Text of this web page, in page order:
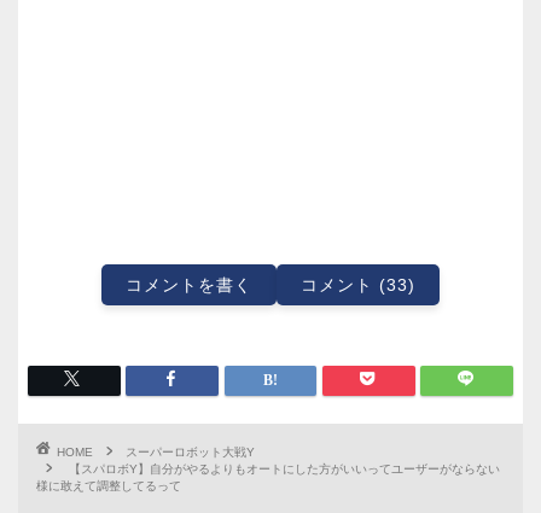
コメントを書く コメント (33)
HOME
スーパーロボット大戦Y
【スパロボY】自分がやるよりもオートにした方がいいってユーザーがならない
様に敢えて調整してるって